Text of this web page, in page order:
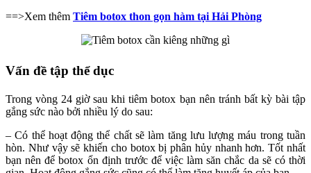
==>Xem thêm Tiêm botox thon gọn hàm tại Hải Phòng
Vấn đề tập thể dục
Trong vòng 24 giờ sau khi tiêm botox bạn nên tránh bất kỳ bài tập
gắng sức nào bởi nhiều lý do sau:
– Có thể hoạt động thể chất sẽ làm tăng lưu lượng máu trong tuần
hòn. Như vậy sẽ khiến cho botox bị phân hủy nhanh hơn. Tốt nhất
bạn nên để botox ổn định trước để việc làm săn chắc da sẽ có thời